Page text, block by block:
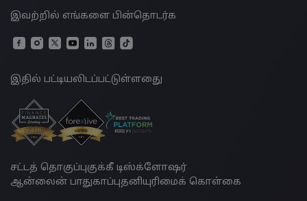
இவற்றில் எங்களை பின்தொடர்க
இதில் பட்டியலிடப்பட்டுள்ளதுை
சட்டத் தொகுப்புகுக்கீ டிஸ்க்ளோஷர்
ஆன்லைன் பாதுகாப்புதனியுரிமைக் கொள்கை